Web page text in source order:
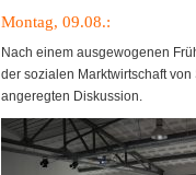
Montag, 09.08.:
Nach einem ausgewogenen
der sozialen Marktwirtschaft
angeregten Diskussion.